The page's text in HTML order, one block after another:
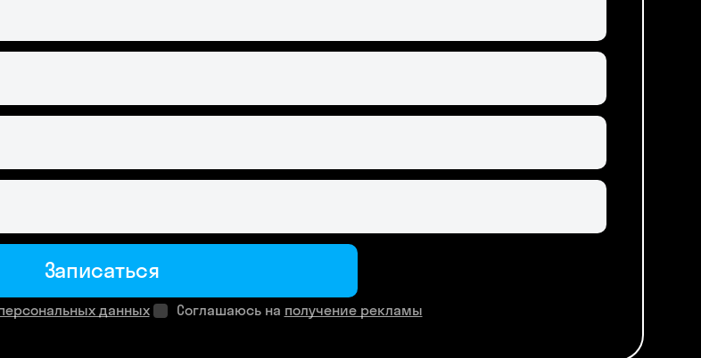
данных Соглашаюсь на получение рекламы
Записаться